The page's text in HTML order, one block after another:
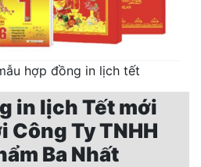
hợp đồng in lịch tết
in lịch Tết mới
Ty TNHH
Ba Nhất